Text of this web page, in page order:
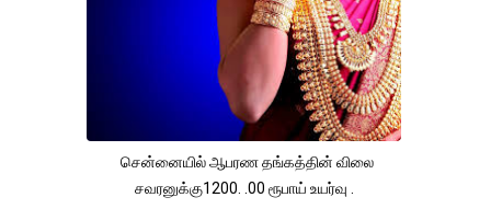
சென்னையில் ஆபரண தங்கத்தின் விலை
சவரனுக்கு1200. .00 ரூபாய் உயர்வு .